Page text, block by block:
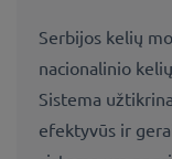
Serbijos kelių
nacionalinio
Sistema
efektyvūs ir